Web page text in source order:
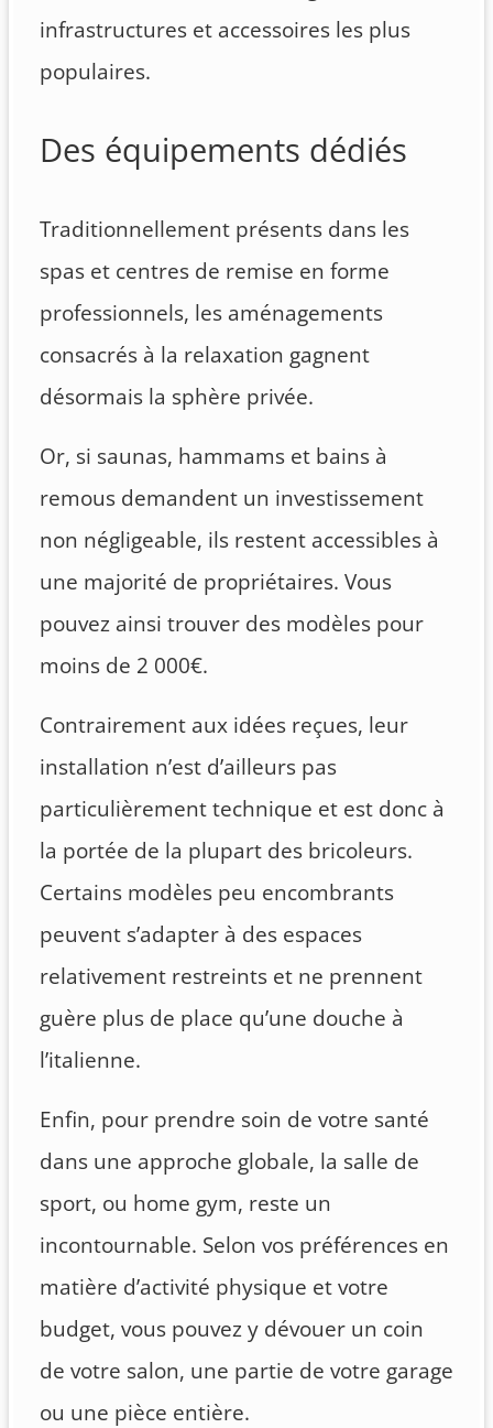
infrastructures et accessoires les plus
populaires.
Des équipements dédiés
Traditionnellement présents dans les
spas et centres de remise en forme
professionnels, les aménagements
consacrés à la relaxation gagnent
désormais la sphère privée.
Or, si saunas, hammams et bains à
remous demandent un investissement
non négligeable, ils restent accessibles à
une majorité de propriétaires. Vous
pouvez ainsi trouver des modèles pour
moins de 2 000€.
Contrairement aux idées reçues, leur
installation n’est d’ailleurs pas
particulièrement technique et est donc à
la portée de la plupart des bricoleurs.
Certains modèles peu encombrants
peuvent s’adapter à des espaces
relativement restreints et ne prennent
guère plus de place qu’une douche à
l’italienne.
Enfin, pour prendre soin de votre santé
dans une approche globale, la salle de
sport, ou home gym, reste un
incontournable. Selon vos préférences en
matière d’activité physique et votre
budget, vous pouvez y dévouer un coin
de votre salon, une partie de votre garage
ou une pièce entière.